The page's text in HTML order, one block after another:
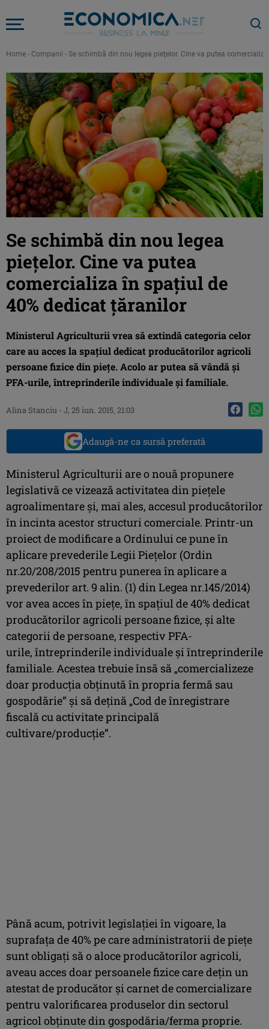
Home - Companii - Se schimbă din nou legea pieţelor. Cine va putea
Se schimbă din nou legea
pieţelor. Cine va putea
comercializa în spaţiul de
40% dedicat ţăranilor
Ministerul Agriculturii vrea să extindă categoria celor
care au acces la spaţiul dedicat producătorilor agricoli
persoane fizice din pieţe. Acolo ar putea să vândă şi
PFA-urile, întreprinderile individuale şi familiale.
Alina Stanciu - J, 25 iun. 2015, 21:03
Adaugă-ne ca sursă preferată
Ministerul Agriculturii are o nouă propunere
legislativă ce vizează activitatea din pieţele
agroalimentare şi, mai ales, accesul producătorilor
în incinta acestor structuri comerciale. Printr-un
proiect de modificare a Ordinului ce pune în
aplicare prevederile Legii Pieţelor (Ordin
nr.20/208/2015 pentru punerea în aplicare a
prevederilor art. 9 alin. (1) din Legea nr.145/2014)
vor avea acces în pieţe, în spaţiul de 40% dedicat
producătorilor agricoli persoane fizice, şi alte
categorii de persoane, respectiv PFA-
urile, întreprinderile individuale şi întreprinderile
familiale. Acestea trebuie însă să „comercializeze
doar producția obținută în propria fermă sau
gospodărie” şi să dețină „Cod de înregistrare
fiscală cu activitate principală
cultivare/producție”.
Până acum, potrivit legislaţiei în vigoare, la
suprafaţa de 40% pe care administratorii de pieţe
sunt obligaţi să o aloce producătorilor agricoli,
aveau acces doar persoanele fizice care deţin un
atestat de producător şi carnet de comercializare
pentru valorificarea produselor din sectorul
agricol obţinute din gospodăria/ferma proprie.